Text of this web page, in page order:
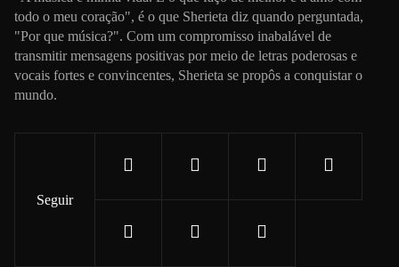
todo o meu coração", é o que Sherieta diz quando perguntada,
"Por que música?". Com um compromisso inabalável de
transmitir mensagens positivas por meio de letras poderosas e
vocais fortes e convincentes, Sherieta se propôs a conquistar o
mundo.
Seguir